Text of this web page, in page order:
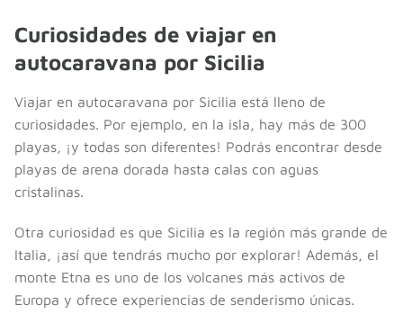
Curiosidades de viajar en
autocaravana por Sicilia
Viajar en autocaravana por Sicilia está lleno de
curiosidades. Por ejemplo, en la isla, hay más de 300
playas, ¡y todas son diferentes! Podrás encontrar desde
playas de arena dorada hasta calas con aguas
cristalinas.
Otra curiosidad es que Sicilia es la región más grande de
Italia, ¡así que tendrás mucho por explorar! Además, el
monte Etna es uno de los volcanes más activos de
Europa y ofrece experiencias de senderismo únicas.